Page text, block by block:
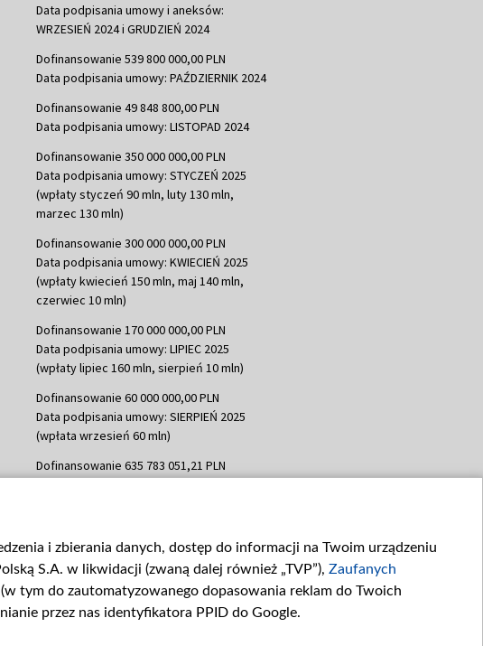
Data podpisania umowy i aneksów:
WRZESIEŃ 2024 i GRUDZIEŃ 2024
Dofinansowanie 539 800 000,00 PLN
Data podpisania umowy: PAŹDZIERNIK 2024
Dofinansowanie 49 848 800,00 PLN
Data podpisania umowy: LISTOPAD 2024
Dofinansowanie 350 000 000,00 PLN
Data podpisania umowy: STYCZEŃ 2025
(wpłaty styczeń 90 mln, luty 130 mln,
marzec 130 mln)
Dofinansowanie 300 000 000,00 PLN
Data podpisania umowy: KWIECIEŃ 2025
(wpłaty kwiecień 150 mln, maj 140 mln,
czerwiec 10 mln)
Dofinansowanie 170 000 000,00 PLN
Data podpisania umowy: LIPIEC 2025
(wpłaty lipiec 160 mln, sierpień 10 mln)
Dofinansowanie 60 000 000,00 PLN
Data podpisania umowy: SIERPIEŃ 2025
(wpłata wrzesień 60 mln)
Dofinansowanie 635 783 051,21 PLN
Dofinansowanie 48 862 000,00 PLN
Data podpisania umowy: GRUDZIEŃ 2025
(wpłata grudzień 60,548 mln)
Dofinansowanie 900 000 000,00 PLN
i zbierania danych, dostęp do informacji na Twoim urządzeniu
S.A. w likwidacji (zwaną dalej również „TVP”), Zaufanych
tym do zautomatyzowanego dopasowania reklam do Twoich
przez nas identyfikatora PPID do Google.